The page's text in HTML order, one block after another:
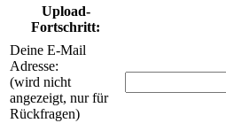
Upload-
Fortschritt:
Deine E-Mail
Adresse:
(wird nicht
angezeigt, nur für
Rückfragen)